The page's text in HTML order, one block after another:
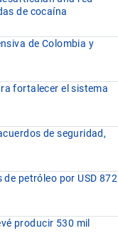
de cocaína
de Colombia y
fortalecer el sistema
de seguridad,
petróleo por USD 872
producir 530 mil